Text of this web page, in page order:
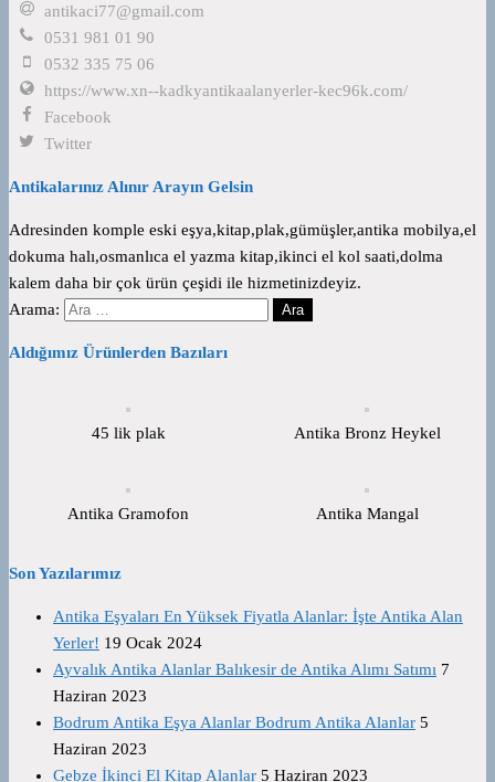
antikaci77@gmail.com
0531 981 01 90
0532 335 75 06
https://www.xn--kadkyantikaalanyerler-kec96k.com/
Facebook
Twitter
Antikalarınız Alınır Arayın Gelsin
Adresinden komple eski eşya,kitap,plak,gümüşler,antika mobilya,el
dokuma halı,osmanlıca el yazma kitap,ikinci el kol saati,dolma
kalem daha bir çok ürün çeşidi ile hizmetinizdeyiz.
Arama:
Aldığımız Ürünlerden Bazıları
45 lik plak Antika Bronz Heykel
Antika Gramofon Antika Mangal
Son Yazılarımız
Antika Eşyaları En Yüksek Fiyatla Alanlar: İşte Antika Alan
Yerler! 19 Ocak 2024
Ayvalık Antika Alanlar Balıkesir de Antika Alımı Satımı 7
Haziran 2023
Bodrum Antika Eşya Alanlar Bodrum Antika Alanlar 5
Haziran 2023
Gebze İkinci El Kitap Alanlar 5 Haziran 2023